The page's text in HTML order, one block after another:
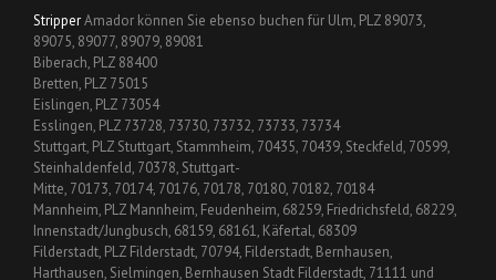
StripperAmador können Sie ebenso buchen für Ulm, PLZ 89073,
89075, 89077, 89079, 89081
Biberach, PLZ 88400
Bretten, PLZ 75015
Eislingen, PLZ 73054
Esslingen, PLZ 73728, 73730, 73732, 73733, 73734
Stuttgart, PLZ Stuttgart, Stammheim, 70435, 70439, Steckfeld, 70599,
Steinhaldenfeld, 70378, Stuttgart-
Mitte, 70173, 70174, 70176, 70178, 70180, 70182, 70184
Mannheim, PLZ Mannheim, Feudenheim, 68259, Friedrichsfeld, 68229,
Innenstadt/Jungbusch, 68159, 68161, Käfertal, 68309
Filderstadt, PLZ Filderstadt, 70794, Filderstadt, Bernhausen,
Harthausen, Sielmingen, Bernhausen Stadt Filderstadt, 71111 und